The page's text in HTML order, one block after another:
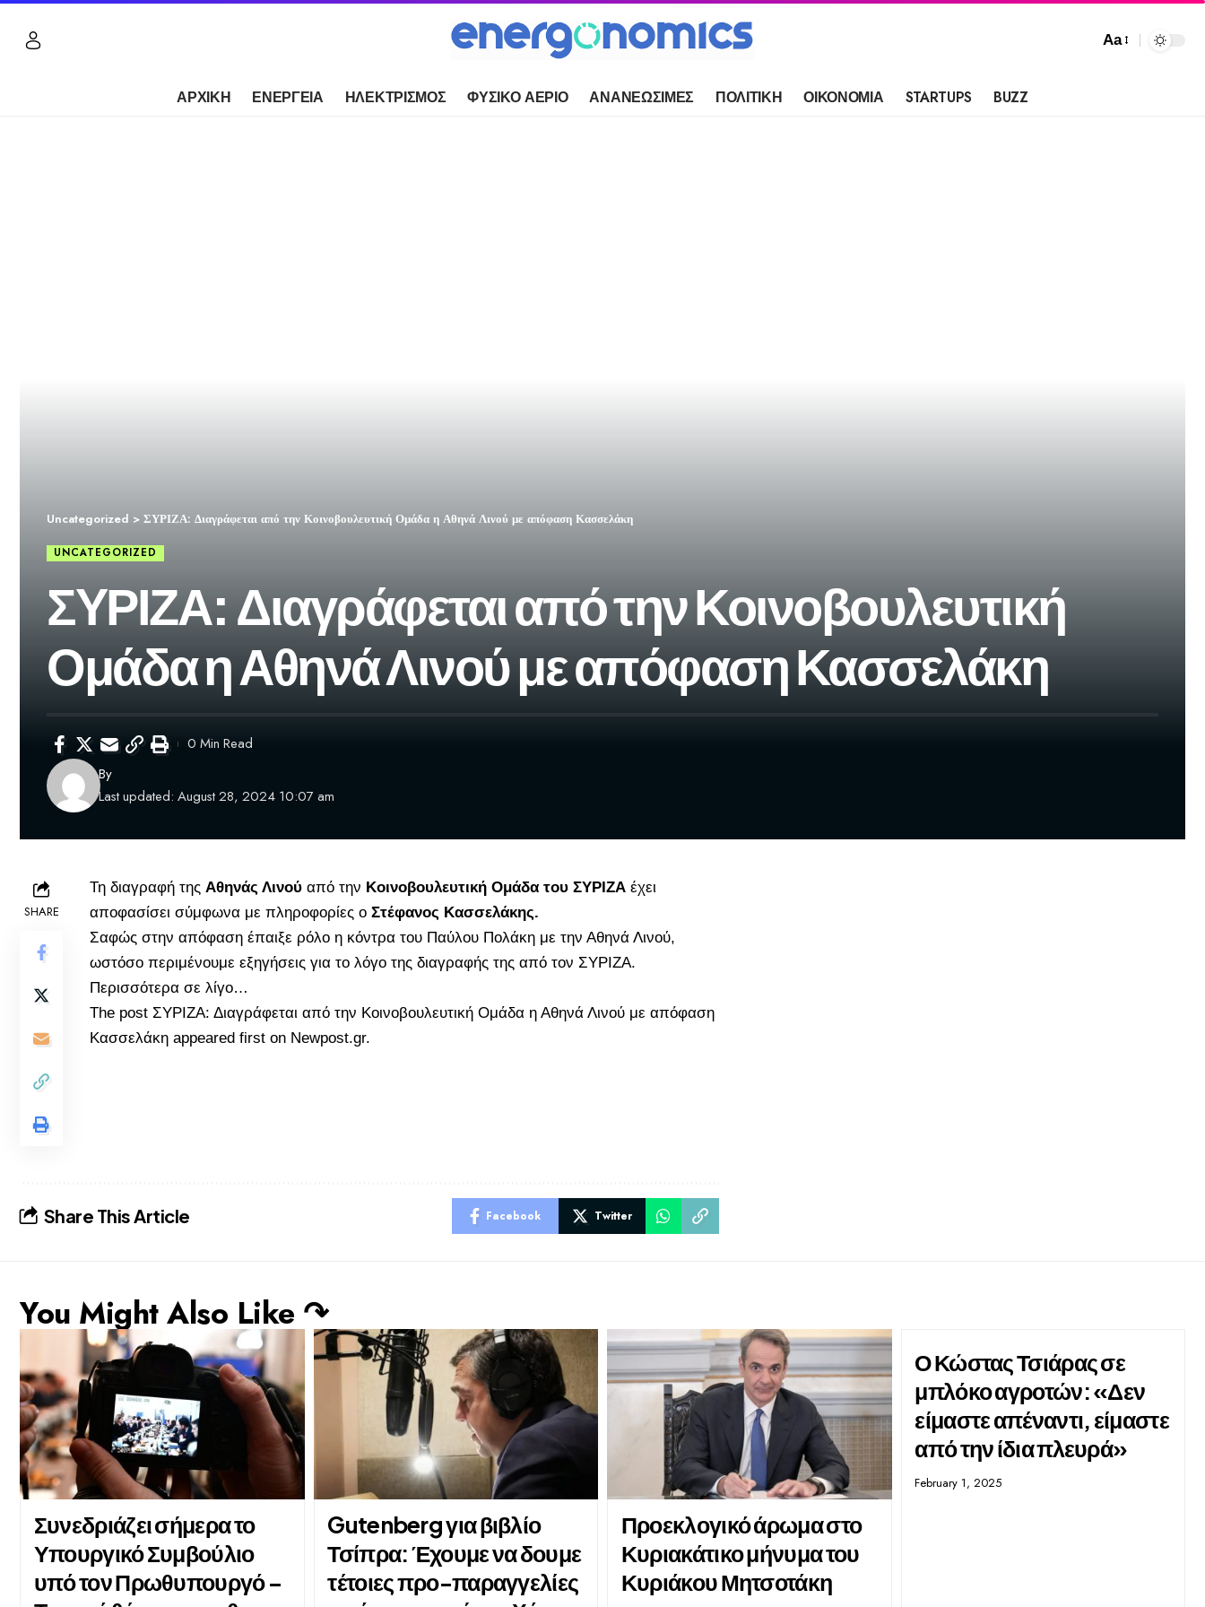
Aa
ΑΡΧΙΚΗ ΕΝΕΡΓΕΙΑ ΗΛΕΚΤΡΙΣΜΟΣ ΦΥΣΙΚΟ ΑΕΡΙΟ ΑΝΑΝΕΩΣΙΜΕΣ ΠΟΛΙΤΙΚΗ ΟΙΚΟΝΟΜΙΑ STARTUPS BUZZ
Uncategorized > ΣΥΡΙΖΑ: Διαγράφεται από την Κοινοβουλευτική Ομάδα η Αθηνά Λινού με απόφαση Κασσελάκη
UNCATEGORIZED
ΣΥΡΙΖΑ: Διαγράφεται από την Κοινοβουλευτική
Ομάδα η Αθηνά Λινού με απόφαση Κασσελάκη
Last updated: August 28, 2024 10:07 am
By
0 Min Read
SHARE
Τη διαγραφή της Αθηνάς Λινού από την Κοινοβουλευτική Ομάδα του ΣΥΡΙΖΑ έχει
αποφασίσει σύμφωνα με πληροφορίες ο Στέφανος Κασσελάκης.
Σαφώς στην απόφαση έπαιξε ρόλο η κόντρα του Παύλου Πολάκη με την Αθηνά Λινού,
ωστόσο περιμένουμε εξηγήσεις για το λόγο της διαγραφής της από τον ΣΥΡΙΖΑ.
Περισσότερα σε λίγο…
The post ΣΥΡΙΖΑ: Διαγράφεται από την Κοινοβουλευτική Ομάδα η Αθηνά Λινού με απόφαση
Κασσελάκη appeared first on Newpost.gr.
Share This Article Facebook Twitter
You Might Also Like ↷
Συνεδριάζει σήμερα το
Υπουργικό Συμβούλιο
υπό τον Πρωθυπουργό –
Gutenberg για βιβλίο
Τσίπρα: Έχουμε να δουμε
τέτοιες προ-παραγγελίες
Προεκλογικό άρωμα στο
Κυριακάτικο μήνυμα του
Κυριάκου Μητσοτάκη
Ο Κώστας Τσιάρας σε
μπλόκο αγροτών: «Δεν
είμαστε απέναντι, είμαστε
από την ίδια πλευρά»
February 1, 2025